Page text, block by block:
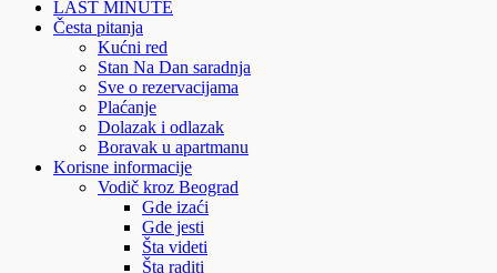
LAST MINUTE
Česta pitanja
Kućni red
Stan Na Dan saradnja
Sve o rezervacijama
Plaćanje
Dolazak i odlazak
Boravak u apartmanu
Korisne informacije
Vodič kroz Beograd
Gde izaći
Gde jesti
Šta videti
Šta raditi